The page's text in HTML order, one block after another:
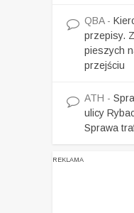
QBA-
przepisy.
pieszych
przejściu
ATH -
ulicy
Sprawa
REKLAMA